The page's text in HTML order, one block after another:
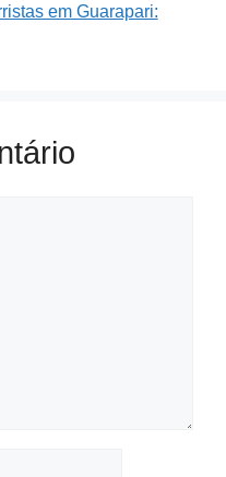
em Guarapari: